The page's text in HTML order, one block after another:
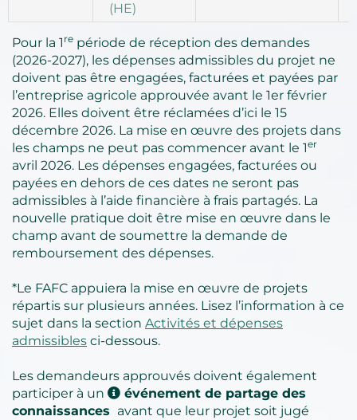
(HE)
Pour la 1 re période de réception des demandes
(2026-2027), les dépenses admissibles du projet ne
doivent pas être engagées, facturées et payées par
l’entreprise agricole approuvée avant le 1er février
2026. Elles doivent être réclamées d’ici le 15
décembre 2026. La mise en œuvre des projets dans
les champs ne peut pas commencer avant le 1er
avril 2026. Les dépenses engagées, facturées ou
payées en dehors de ces dates ne seront pas
admissibles à l’aide financière à frais partagés. La
nouvelle pratique doit être mise en œuvre dans le
champ avant de soumettre la demande de
remboursement des dépenses.
*Le FAFC appuiera la mise en œuvre de projets
répartis sur plusieurs années. Lisez l’information à ce
sujet dans la section Activités et dépenses
admissibles ci-dessous.
Les demandeurs approuvés doivent également
participer à un
événement de partage des
connaissances avant que leur projet soit jugé